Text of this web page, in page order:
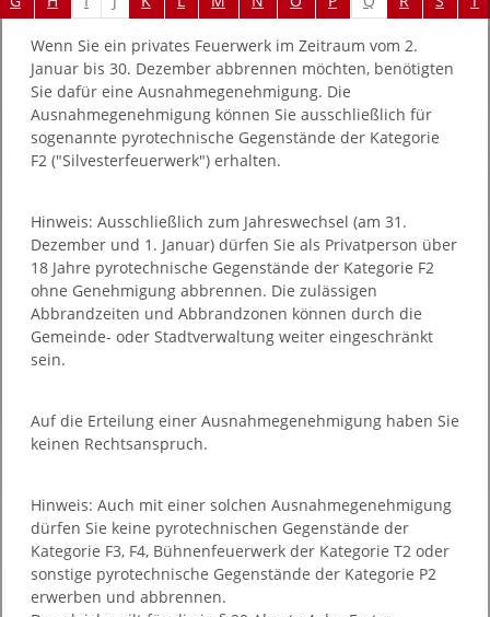
Wenn Sie ein privates Feuerwerk im Zeitraum vom 2.
Januar bis 30. Dezember abbrennen möchten, benötigten
Sie dafür eine Ausnahmegenehmigung. Die
Ausnahmegenehmigung können Sie ausschließlich für
sogenannte pyrotechnische Gegenstände der Kategorie
F2 ("Silvesterfeuerwerk") erhalten.
Hinweis: Ausschließlich zum Jahreswechsel (am 31.
Dezember und 1. Januar) dürfen Sie als Privatperson über
18 Jahre pyrotechnische Gegenstände der Kategorie F2
ohne Genehmigung abbrennen. Die zulässigen
Abbrandzeiten und Abbrandzonen können durch die
Gemeinde- oder Stadtverwaltung weiter eingeschränkt
sein.
Auf die Erteilung einer Ausnahmegenehmigung haben Sie
keinen Rechtsanspruch.
Hinweis: Auch mit einer solchen Ausnahmegenehmigung
dürfen Sie keine pyrotechnischen Gegenstände der
Kategorie F3, F4, Bühnenfeuerwerk der Kategorie T2 oder
sonstige pyrotechnische Gegenstände der Kategorie P2
erwerben und abbrennen.